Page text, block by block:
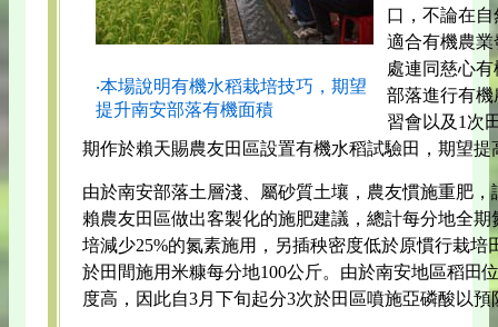
‧本場說明有機水稻栽培技巧，期望
提升南安部落有機面積
口，不論在
適合有機農
處連同慈心
部落進行有
習會以及1次
期作於賴天賜農友田區設置有機水稻試驗田，期望
由於南安部落土層淺、屬砂質土壤，農友慣施重肥
賴農友田區做出客製化的施肥建議，總計每分地全期
培減少25%的氮素施用，另插秧密度低於原慣行栽培
於田間施用米糠每分地100公斤。由於南安地區稻田
度高，因此自3月下旬起分3次於田區噴施亞磷酸以預